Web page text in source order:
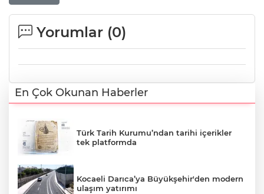
Yorumlar (0)
En Çok Okunan Haberler
Türk Tarih Kurumu’ndan tarihi içerikler
tek platformda
Kocaeli Darıca’ya Büyükşehir'den modern
ulaşım yatırımı